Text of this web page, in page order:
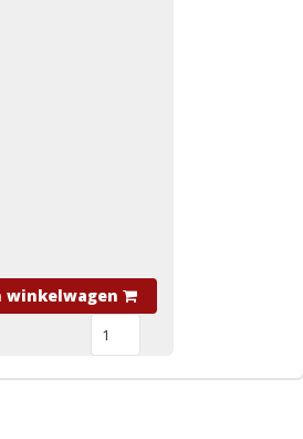
winkelwagen